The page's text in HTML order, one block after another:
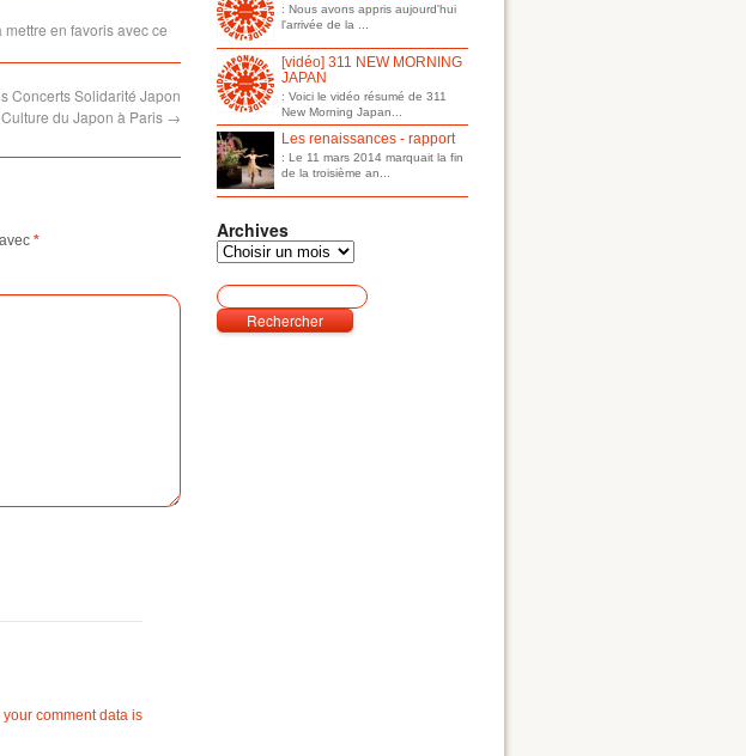
mettre en favoris avecce
Concerts Solidarité Japon
du Japon à Paris →
*
your comment data is
: Nous avons appris aujourd'hui
l'arrivée de la ...
[vidéo] 311 NEW MORNING
JAPAN
: Voici le vidéo résumé de 311
New Morning Japan...
Les renaissances - rapport
: Le 11 mars 2014 marquait la fin
de la troisième an...
Archives